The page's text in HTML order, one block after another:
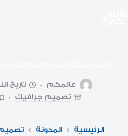
عالمكم
تاريخ النشر:
تصميم جرافيك
الرئيسية المدونة